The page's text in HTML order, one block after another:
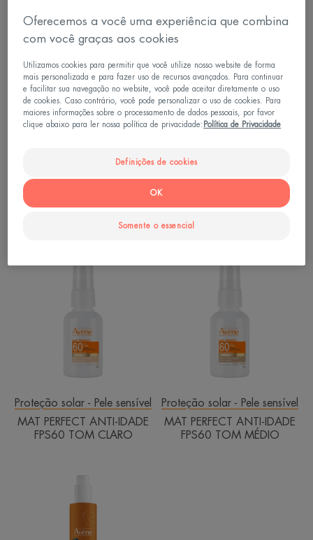
PERFECT
ANTI-
IDADE
FPS60
TOM
MÉDIO
FPS60 TOM MÉDIO
ANTI-
IDADE
FPS60
SEM
COR
FPS60 SEM COR
TOM
CLARO
Proteção solar - Pele sensível
MAT PERFECT ANTI-IDADE
FPS60 TOM CLARO
TOM
MÉDIO
Proteção solar - Pele sensível
MAT PERFECT ANTI-IDADE
FPS60 TOM MÉDIO
FPS50+
Oferecemos a você uma experiência que combina
com você graças aos cookies
Utilizamos cookies para permitir que você utilize nosso website de forma
mais personalizada e para fazer uso de recursos avançados. Para continuar
e facilitar sua navegação no website, você pode aceitar diretamente o uso
de cookies. Caso contrário, você pode personalizar o uso de cookies. Para
maiores informações sobre o processamento de dados pessoais, por favor
clique abaixo para ler nossa política de privacidade: Política de Privacidade
Definições de cookies
Somente o essencial
OK